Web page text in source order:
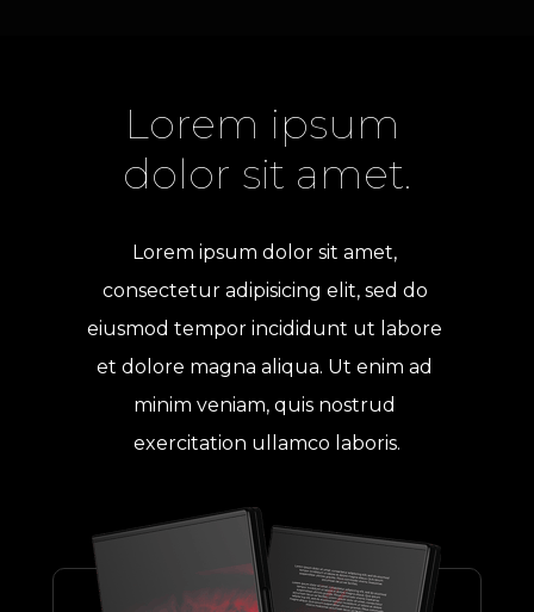
dolor sit amet.
Lorem ipsum dolor sit amet,
consectetur adipisicing elit, sed do
eiusmod tempor incididunt ut labore
et dolore magna aliqua. Ut enim ad
minim veniam, quis nostrud
exercitation ullamco laboris.